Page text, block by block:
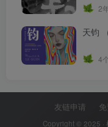
2
天钧
4
友链申请
Copyright © 2025 ·